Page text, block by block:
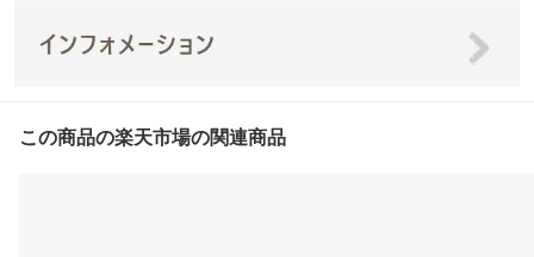
この商品の楽天市場の関連商品